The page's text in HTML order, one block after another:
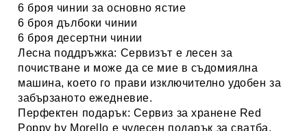
6 броя чинии за основно ястие
6 броя дълбоки чинии
6 броя десертни чинии
Лесна поддръжка: Сервизът е лесен за
почистване и може да се мие в съдомиялна
машина, което го прави изключително удобен за
забързаното ежедневие.
Перфектен подарък: Сервиз за хранене Red
Poppy by Morello е чудесен подарък за сватба,